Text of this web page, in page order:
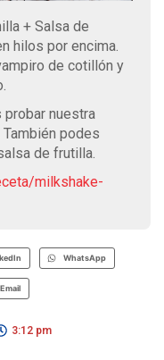
+ Salsa de
hilos por encima.
de cotillón y
probar nuestra
También podes
de frutilla.
milkshake-
WhatsApp
Email
3:12 pm